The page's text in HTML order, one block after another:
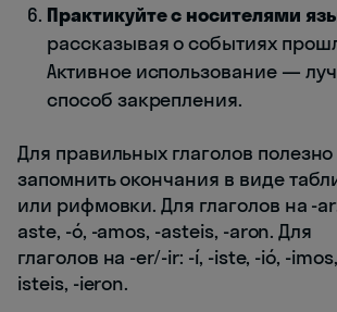
Практикуйте с носителями
рассказывая о событиях
Активное использование —
способ закрепления.
Для правильных глаголов полезно
запомнить окончания в виде
или рифмовки. Для глаголов на -
aste, -ó, -amos, -asteis, -aron. Для
глаголов на -er/-ir: -í, -iste, -ió, -
isteis, -ieron.